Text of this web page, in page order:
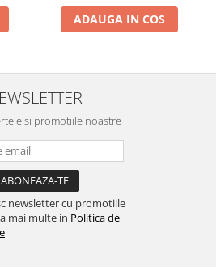
ADAUGA IN COS
si promotiile noastre
newsletter cu promotiile
mai multe in Politica de